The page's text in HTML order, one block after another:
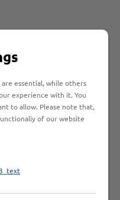
Familie -
essential, while others
experience with it. You
to allow. Please note that,
of our website